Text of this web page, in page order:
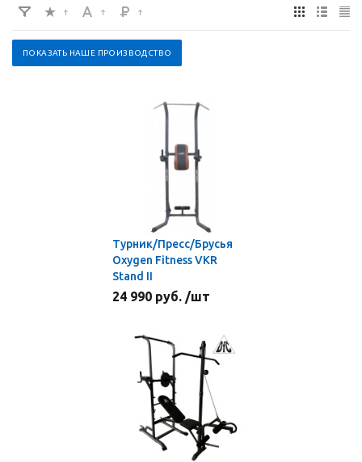
ПОКАЗАТЬ НАШЕ ПРОИЗВОДСТВО
Турник/Пресс/Брусья
Oxygen Fitness VKR
Stand II
24 990 руб. /шт